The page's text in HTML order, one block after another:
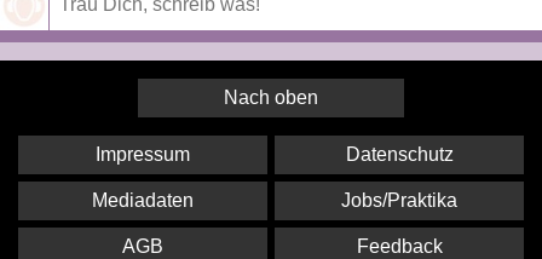
Nach oben
Impressum Datenschutz
Mediadaten Jobs/Praktika
AGB Feedback